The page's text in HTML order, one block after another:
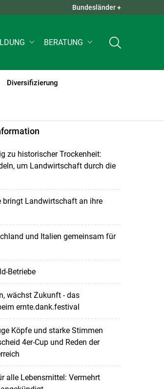
QUICK LINKS +
Bundesländer +
BERATUNG
Diversifizierung
zu historischer Trockenheit:
um Landwirtschaft durch die
bringt Landwirtschaft an ihre
und Italien gemeinsam für
Betriebe
wächst Zukunft - das
ernte.dank.festival
Köpfe und starke Stimmen
4er-Cup und Reden der
alle Lebensmittel: Vermehrt